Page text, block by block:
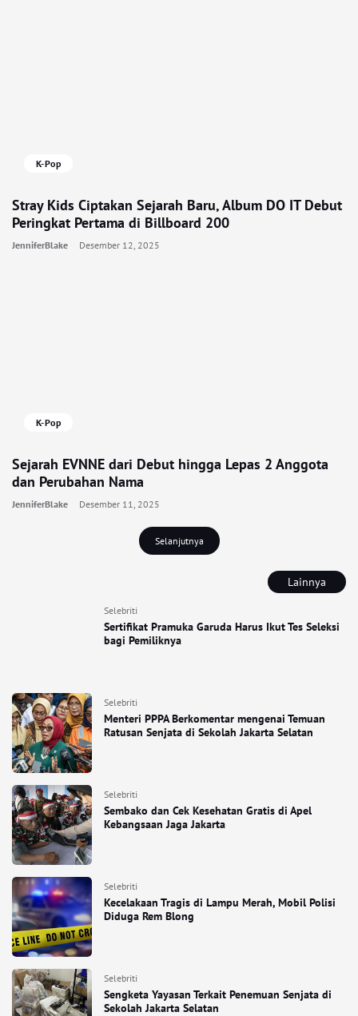
Lainnya
Selebriti
Sertifikat Pramuka Garuda Harus Ikut Tes Seleksi
bagi Pemiliknya
Selebriti
Menteri PPPA Berkomentar mengenai Temuan
Ratusan Senjata di Sekolah Jakarta Selatan
Selebriti
Sembako dan Cek Kesehatan Gratis di Apel
Kebangsaan Jaga Jakarta
Selebriti
Kecelakaan Tragis di Lampu Merah, Mobil Polisi
Diduga Rem Blong
Selebriti
Sengketa Yayasan Terkait Penemuan Senjata di
Sekolah Jakarta Selatan
K-Pop
Stray Kids Ciptakan Sejarah Baru, Album DO IT Debut
Peringkat Pertama di Billboard 200
JenniferBlake Desember 12, 2025
K-Pop
Sejarah EVNNE dari Debut hingga Lepas 2 Anggota
dan Perubahan Nama
JenniferBlake Desember 11, 2025
Selanjutnya